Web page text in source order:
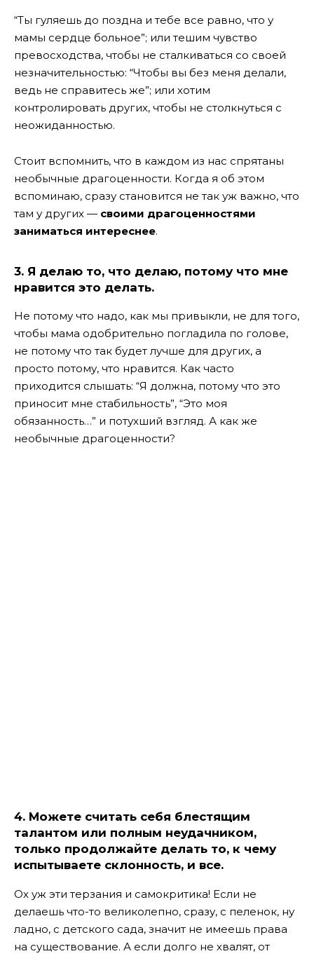
“Ты гуляешь до поздна и тебе все равно, что у
мамы сердце больное”; или тешим чувство
превосходства, чтобы не сталкиваться со своей
незначительностью: “Чтобы вы без меня делали,
ведь не справитесь же”; или хотим
контролировать других, чтобы не столкнуться с
неожиданностью.
Стоит вспомнить, что в каждом из нас спрятаны
необычные драгоценности. Когда я об этом
вспоминаю, сразу становится не так уж важно, что
там у других — своими драгоценностями
заниматься интереснее.
3. Я делаю то, что делаю, потому что мне
нравится это делать.
Не потому что надо, как мы привыкли, не для того,
чтобы мама одобрительно погладила по голове,
не потому что так будет лучше для других, а
просто потому, что нравится. Как часто
приходится слышать: “Я должна, потому что это
приносит мне стабильность”, “Это моя
обязанность…” и потухший взгляд. А как же
необычные драгоценности?
4. Можете считать себя блестящим
талантом или полным неудачником,
только продолжайте делать то, к чему
испытываете склонность, и все.
Ох уж эти терзания и самокритика! Если не
делаешь что-то великолепно, сразу, с пеленок, ну
ладно, с детского сада, значит не имеешь права
на существование. А если долго не хвалят, от